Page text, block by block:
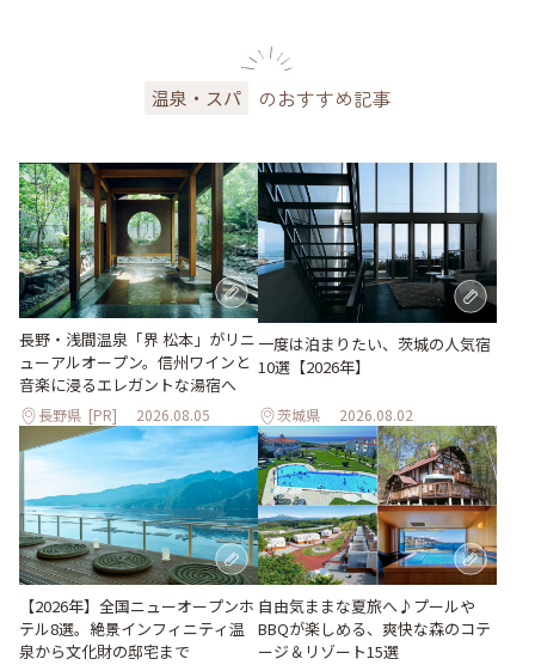
温泉・スパ のおすすめ記事
長野・浅間温泉「界 松本」がリニ
ューアルオープン。信州ワインと
音楽に浸るエレガントな湯宿へ
長野県 [PR] 2026.08.05
一度は泊まりたい、茨城の人気宿
10選【2026年】
茨城県 2026.08.02
【2026年】全国ニューオープンホ
テル8選。絶景インフィニティ温
泉から文化財の邸宅まで
自由気ままな夏旅へ♪プールや
BBQが楽しめる、爽快な森のコテ
ージ＆リゾート15選